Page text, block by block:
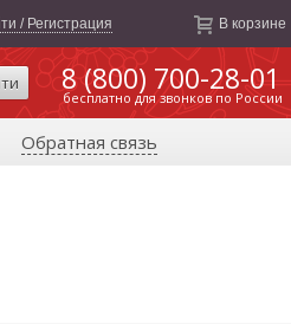
/ Регистрация В корзине
8 (800) 700-28-01
бесплатно для звонков по России
Обратная связь